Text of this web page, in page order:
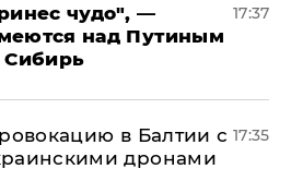
чудо", —
над Путиным
Сибирь
17:37
в Балтии с
дронами
17:35